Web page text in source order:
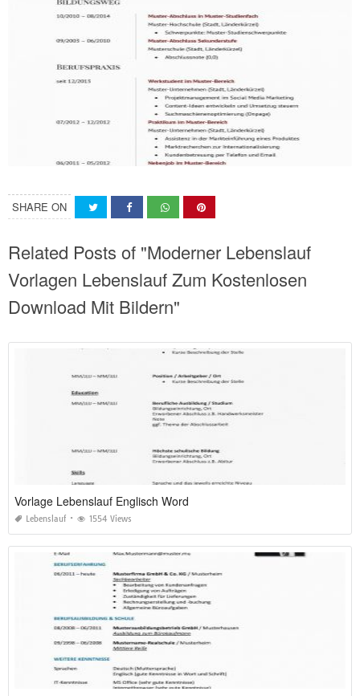
SHARE ON
Related Posts of "Moderner Lebenslauf
Vorlagen Lebenslauf Zum Kostenlosen
Download Mit Bildern"
Vorlage Lebenslauf Englisch Word
Lebenslauf 1554 Views